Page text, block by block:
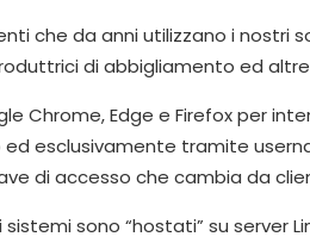
che da anni utilizzano i
di abbigliamento ed
Edge e Firefox per
esclusivamente tramite
di accesso che cambia da
sono “hostati” su